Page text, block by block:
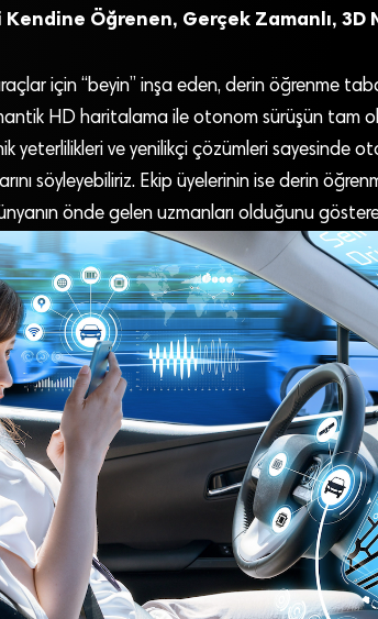
Öğrenen, Gerçek Zamanlı, 3D
için “beyin” inşa eden, derin öğrenme
HD haritalama ile otonom sürüşün tam
yeterlilikleri ve yenilikçi çözümleri sayesinde
söyleyebiliriz. Ekip üyelerinin ise derin
önde gelen uzmanları olduğunu